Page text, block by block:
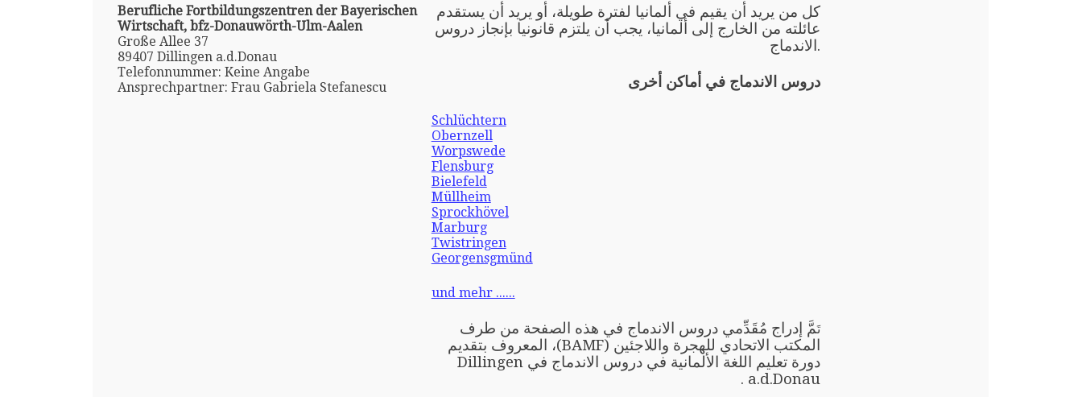
Berufliche Fortbildungszentren der Bayerischen
Wirtschaft, bfz-Donauwörth-Ulm-Aalen
Große Allee 37
89407 Dillingen a.d.Donau
Telefonnummer: Keine Angabe
Ansprechpartner: Frau Gabriela Stefanescu
كل من يريد أن يقيم في ألمانيا لفترة طويلة، أو يريد أن يستقدم
عائلته من الخارج إلى ألمانيا، يجب أن يلتزم قانونيا بإنجاز دروس
الاندماج.
دروس الاندماج في أماكن أخرى
Schlüchtern
Obernzell
Worpswede
Flensburg
Bielefeld
Müllheim
Sprockhövel
Marburg
Twistringen
Georgensgmünd
und mehr ......
تَمَّ إدراج مُقَدِّمي دروس الاندماج في هذه الصفحة من طرف
المكتب الاتحادي للهجرة واللاجئين (BAMF)، المعروف بتقديم
دورة تعليم اللغة الألمانية في دروس الاندماج في Dillingen
a.d.Donau .